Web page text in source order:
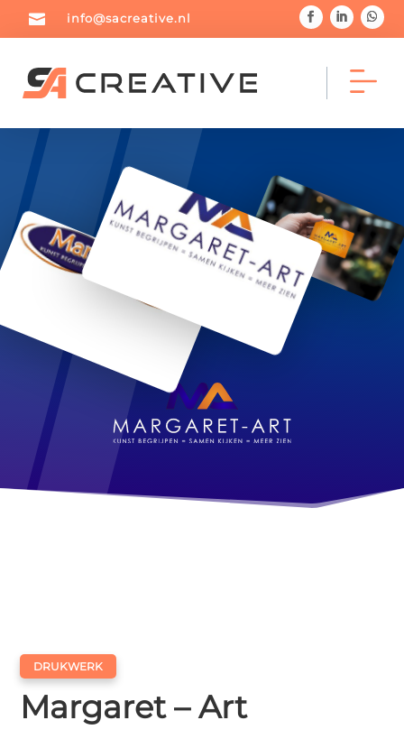
 info@sacreative.nl

Home

Portfolio

Blog
Diensten

Over mij

Website
 
DRUKWERK
Margaret – Art